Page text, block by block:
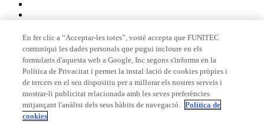
Membre de
Acreditacions
En fer clic a “Acceptar-les totes”, vostè accepta que FUNITEC
comuniqui les dades personals que pugui incloure en els
formularis d'aquesta web a Google, Inc segons s'informa en la
Política de Privacitat i permet la instal·lació de cookies pròpies i
de tercers en el seu dispositiu per a millorar els nostres serveis i
mostrar-li publicitat relacionada amb les seves preferències
mitjançant l'anàlisi dels seus hàbits de navegació. Política de
cookies